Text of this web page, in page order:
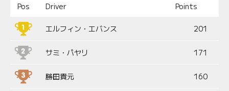
Pos Driver Points
エルフィン・エバンス 201
サミ・パヤリ 171
勝田貴元 160